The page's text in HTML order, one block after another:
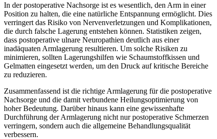
In der postoperative Nachsorge ist es wesentlich, den Arm in einer
Position zu halten, die eine natürliche Entspannung ermöglicht. Dies
verringert das Risiko von Nervenverletzungen und Komplikationen,
die durch falsche Lagerung entstehen können. Statistiken zeigen,
dass postoperative ulnare Neuropathien deutlich aus einer
inadäquaten Armlagerung resultieren. Um solche Risiken zu
minimieren, sollten Lagerungshilfen wie Schaumstoffkissen und
Gelmatten eingesetzt werden, um den Druck auf kritische Bereiche
zu reduzieren.
Zusammenfassend ist die richtige Armlagerung für die postoperative
Nachsorge und die damit verbundene Heilungsoptimierung von
hoher Bedeutung. Darüber hinaus kann eine gewissenhafte
Durchführung der Armlagerung nicht nur postoperative Schmerzen
verringern, sondern auch die allgemeine Behandlungsqualität
verbessern.